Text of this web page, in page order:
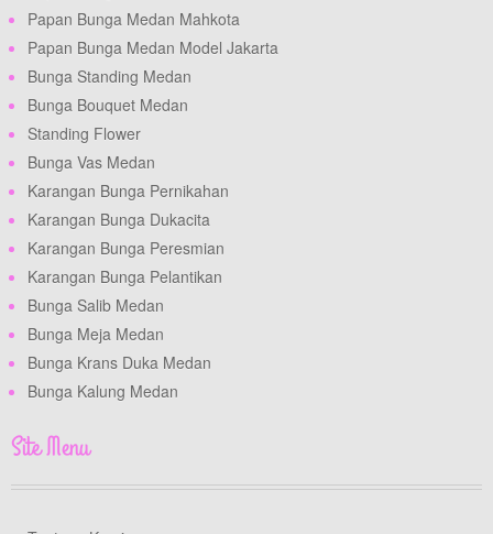
Papan Bunga Medan Mahkota
Papan Bunga Medan Model Jakarta
Bunga Standing Medan
Bunga Bouquet Medan
Standing Flower
Bunga Vas Medan
Karangan Bunga Pernikahan
Karangan Bunga Dukacita
Karangan Bunga Peresmian
Karangan Bunga Pelantikan
Bunga Salib Medan
Bunga Meja Medan
Bunga Krans Duka Medan
Bunga Kalung Medan
Site Menu